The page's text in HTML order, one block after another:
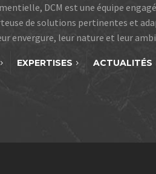
DCM est une équipe
de solutions pertinentes et
envergure, leur nature et leur
EXPERTISES ACTUALITÉS